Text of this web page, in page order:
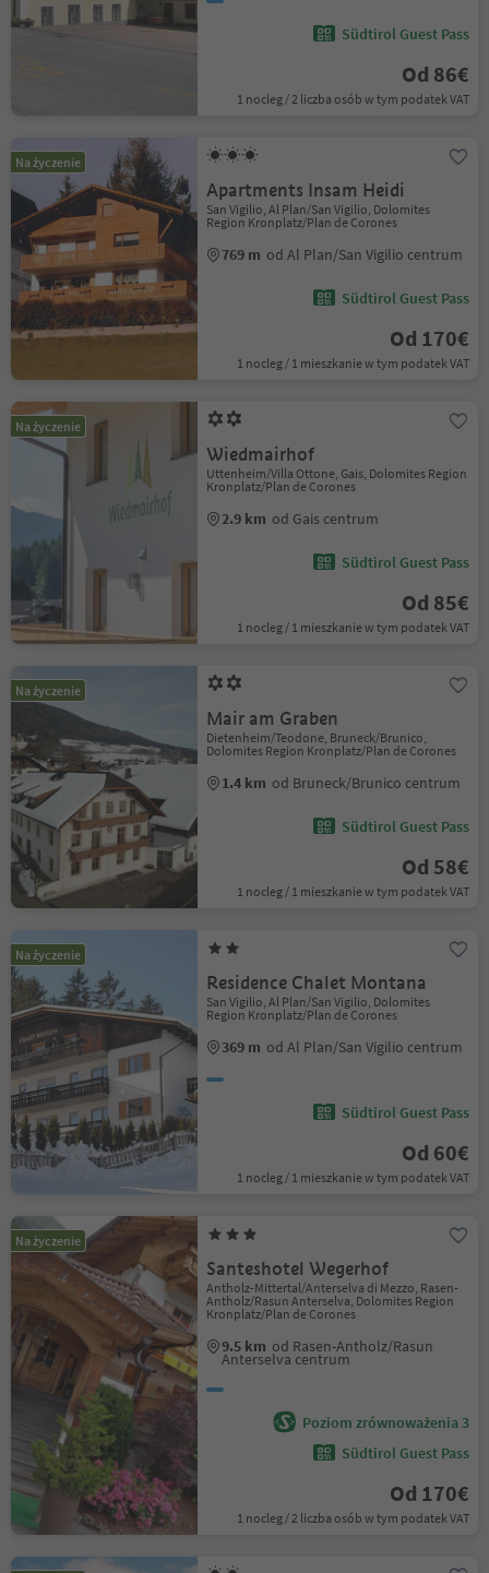
Südtirol Guest Pass
Od 86€
1 nocleg / 2 liczba osób w tym podatek VAT
Na życzenie
Apartments Insam Heidi
San Vigilio, Al Plan/San Vigilio, Dolomites
Region Kronplatz/Plan de Corones
769 m od Al Plan/San Vigilio centrum
Südtirol Guest Pass
Od 170€
1 nocleg / 1 mieszkanie w tym podatek VAT
Na życzenie
Wiedmairhof
Uttenheim/Villa Ottone, Gais, Dolomites Region
Kronplatz/Plan de Corones
2.9 km od Gais centrum
Südtirol Guest Pass
Od 85€
1 nocleg / 1 mieszkanie w tym podatek VAT
Na życzenie
Mair am Graben
Dietenheim/Teodone, Bruneck/Brunico,
Dolomites Region Kronplatz/Plan de Corones
1.4 km od Bruneck/Brunico centrum
Südtirol Guest Pass
Od 58€
1 nocleg / 1 mieszkanie w tym podatek VAT
Na życzenie
Residence Chalet Montana
San Vigilio, Al Plan/San Vigilio, Dolomites
Region Kronplatz/Plan de Corones
369 m od Al Plan/San Vigilio centrum
Südtirol Guest Pass
Od 60€
1 nocleg / 1 mieszkanie w tym podatek VAT
Na życzenie
Santeshotel Wegerhof
Antholz-Mittertal/Anterselva di Mezzo, Rasen-
Antholz/Rasun Anterselva, Dolomites Region
Kronplatz/Plan de Corones
9.5 km od Rasen-Antholz/Rasun
Anterselva centrum
Poziom zrównoważenia 3
Südtirol Guest Pass
Od 170€
1 nocleg / 2 liczba osób w tym podatek VAT